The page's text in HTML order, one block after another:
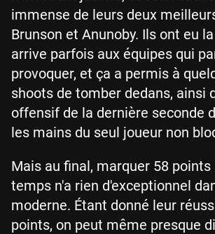
immense de leurs deux
Brunson et Anunoby. Ils ont eu
arrive parfois aux équipes qui
provoquer, et ça a permis à
shoots de tomber dedans, ainsi
offensif de la dernière seconde
les mains du seul joueur non
Mais au final, marquer 58
temps n'a rien d'exceptionnel
moderne. Étant donné leur
points, on peut même presque